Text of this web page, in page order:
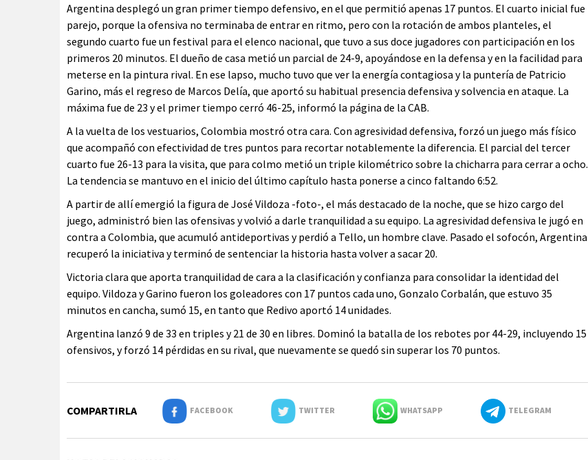
Argentina desplegó un gran primer tiempo defensivo, en el que permitió apenas 17 puntos. El cuarto inicial fue
parejo, porque la ofensiva no terminaba de entrar en ritmo, pero con la rotación de ambos planteles, el
segundo cuarto fue un festival para el elenco nacional, que tuvo a sus doce jugadores con participación en los
primeros 20 minutos. El dueño de casa metió un parcial de 24-9, apoyándose en la defensa y en la facilidad para
meterse en la pintura rival. En ese lapso, mucho tuvo que ver la energía contagiosa y la puntería de Patricio
Garino, más el regreso de Marcos Delía, que aportó su habitual presencia defensiva y solvencia en ataque. La
máxima fue de 23 y el primer tiempo cerró 46-25, informó la página de la CAB.
A la vuelta de los vestuarios, Colombia mostró otra cara. Con agresividad defensiva, forzó un juego más físico
que acompañó con efectividad de tres puntos para recortar notablemente la diferencia. El parcial del tercer
cuarto fue 26-13 para la visita, que para colmo metió un triple kilométrico sobre la chicharra para cerrar a ocho.
La tendencia se mantuvo en el inicio del último capítulo hasta ponerse a cinco faltando 6:52.
A partir de allí emergió la figura de José Vildoza -foto-, el más destacado de la noche, que se hizo cargo del
juego, administró bien las ofensivas y volvió a darle tranquilidad a su equipo. La agresividad defensiva le jugó en
contra a Colombia, que acumuló antideportivas y perdió a Tello, un hombre clave. Pasado el sofocón, Argentina
recuperó la iniciativa y terminó de sentenciar la historia hasta volver a sacar 20.
Victoria clara que aporta tranquilidad de cara a la clasificación y confianza para consolidar la identidad del
equipo. Vildoza y Garino fueron los goleadores con 17 puntos cada uno, Gonzalo Corbalán, que estuvo 35
minutos en cancha, sumó 15, en tanto que Redivo aportó 14 unidades.
Argentina lanzó 9 de 33 en triples y 21 de 30 en libres. Dominó la batalla de los rebotes por 44-29, incluyendo 15
ofensivos, y forzó 14 pérdidas en su rival, que nuevamente se quedó sin superar los 70 puntos.
COMPARTIRLA FACEBOOK TWITTER WHATSAPP TELEGRAM